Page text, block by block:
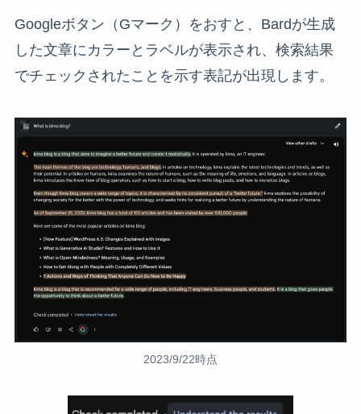
Googleボタン（Gマーク）をおすと、Bardが生成
した文章にカラーとラベルが表示され、検索結果
でチェックされたことを示す表記が出現します。
2023/9/22時点